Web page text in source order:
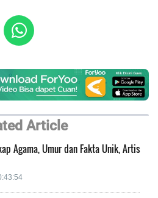
Article
Agama, Umur dan Fakta Unik, Artis